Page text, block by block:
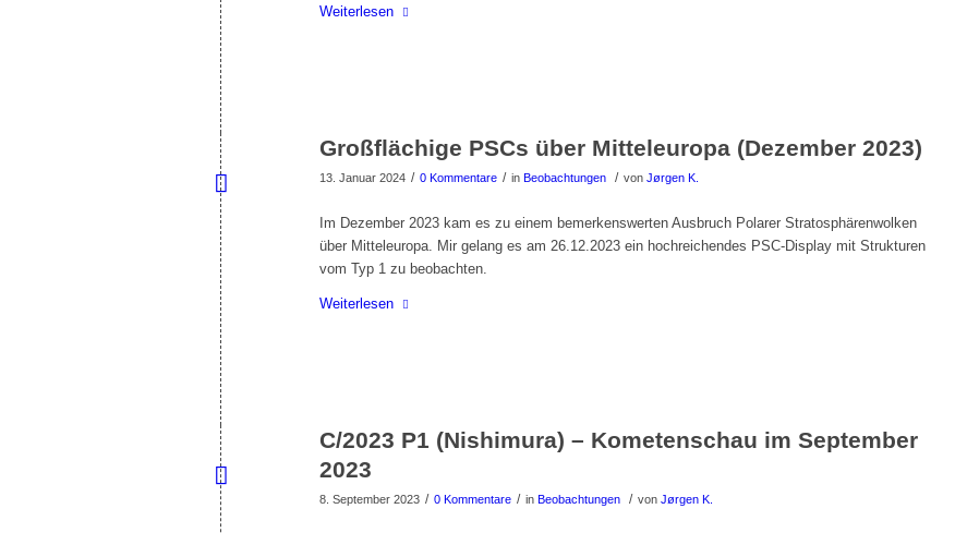
Weiterlesen
Großflächige PSCs über Mitteleuropa (Dezember 2023)
13. Januar 2024 / 0 Kommentare / in Beobachtungen / von Jørgen K.
Im Dezember 2023 kam es zu einem bemerkenswerten Ausbruch Polarer Stratosphärenwolken
über Mitteleuropa. Mir gelang es am 26.12.2023 ein hochreichendes PSC-Display mit Strukturen
vom Typ 1 zu beobachten.
Weiterlesen
C/2023 P1 (Nishimura) – Kometenschau im September
2023
8. September 2023 / 0 Kommentare / in Beobachtungen / von Jørgen K.